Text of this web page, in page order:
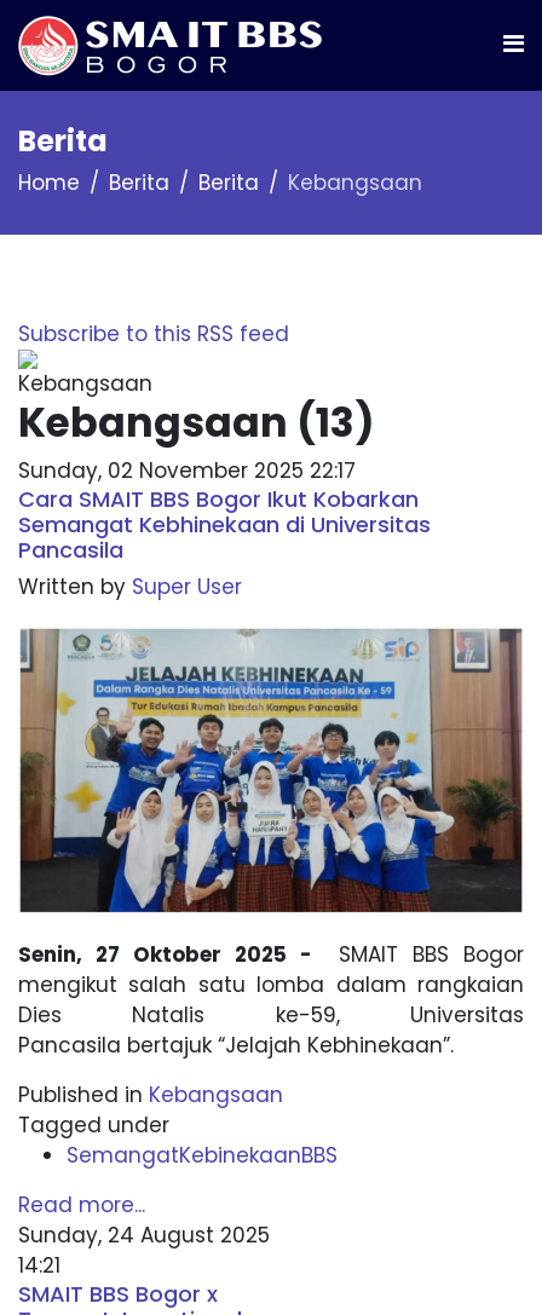
Berita
Home Berita Berita Kebangsaan
Subscribe to this RSS feed
Kebangsaan (13)
Sunday, 02 November 2025 22:17
Cara SMAIT BBS Bogor Ikut Kobarkan
Semangat Kebhinekaan di Universitas
Pancasila
Written by Super User
Senin, 27 Oktober 2025 - SMAIT BBS Bogor
mengikut salah satu lomba dalam rangkaian
Dies Natalis ke-59, Universitas
Pancasila bertajuk “Jelajah Kebhinekaan”.
Published in Kebangsaan
Tagged under
SemangatKebinekaanBBS
Read more...
Sunday, 24 August 2025
14:21
SMAIT BBS Bogor x